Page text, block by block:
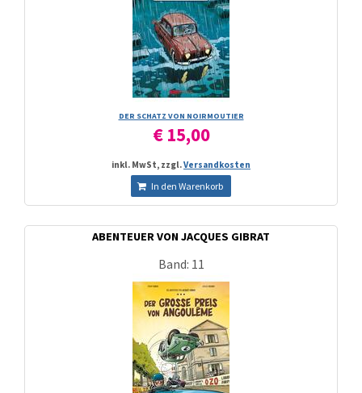
DER SCHATZ VON NOIRMOUTIER
€ 15,00
inkl. MwSt, zzgl.Versandkosten
In den Warenkorb
ABENTEUER VON JACQUES GIBRAT
Band: 11